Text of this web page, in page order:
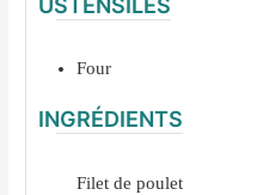
USTENSILES
Four
INGRÉDIENTS
Filet de poulet